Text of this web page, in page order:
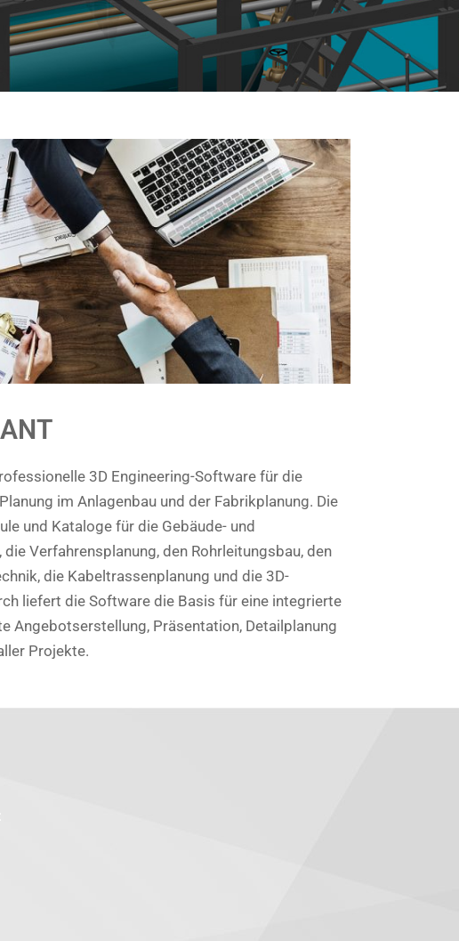
3D Engineering-Software für die
im Anlagenbau und der Fabrikplanung. Die
und Kataloge für die Gebäude- und
Verfahrensplanung, den Rohrleitungsbau, den
die Kabeltrassenplanung und die 3D-
liefert die Software die Basis für eine integrierte
Angebotserstellung, Präsentation, Detailplanung
Projekte.